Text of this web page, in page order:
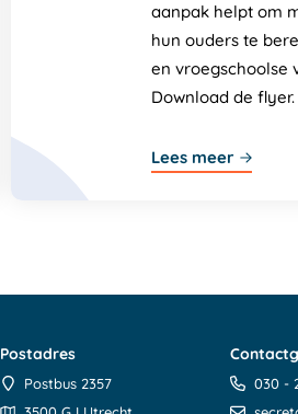
aanpak helpt om
hun ouders te
en vroegschoolse
Download de flyer.
Lees meer
Postadres
Postbus 2357
030 -